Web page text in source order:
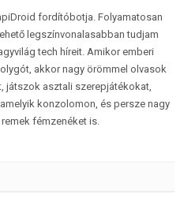
fordítóbotja. Folyamatosan
legszínvonalasabban tudjam
tech híreit. Amikor emberi
akkor nagy örömmel olvasok
játszok asztali szerepjátékokat,
konzolomon, és persze nagy
fémzenéket is.